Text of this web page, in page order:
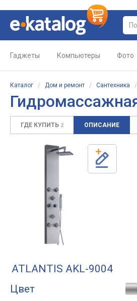
Гаджеты Компьютеры Фото
Каталог / Дом и ремонт / Сантехника
ГДЕ КУПИТЬ 2 ОПИСАНИЕ
ATLANTIS AKL-9004
Цвет